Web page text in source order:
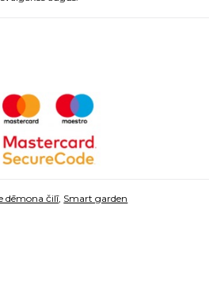
dēmona čilī, Smart garden